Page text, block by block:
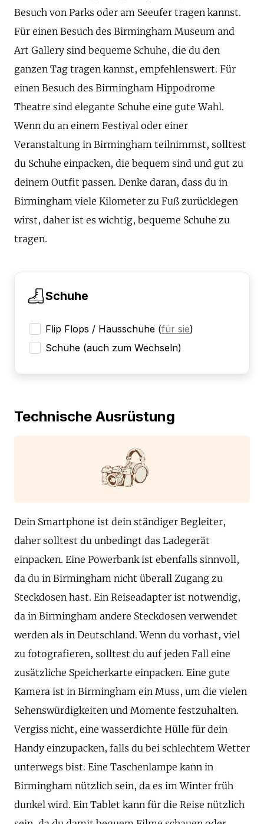
Besuch von Parks oder am Seeufer tragen kannst.
Für einen Besuch des Birmingham Museum and
Art Gallery sind bequeme Schuhe, die du den
ganzen Tag tragen kannst, empfehlenswert. Für
einen Besuch des Birmingham Hippodrome
Theatre sind elegante Schuhe eine gute Wahl.
Wenn du an einem Festival oder einer
Veranstaltung in Birmingham teilnimmst, solltest
du Schuhe einpacken, die bequem sind und gut zu
deinem Outfit passen. Denke daran, dass du in
Birmingham viele Kilometer zu Fuß zurücklegen
wirst, daher ist es wichtig, bequeme Schuhe zu
tragen.
Schuhe
Flip Flops / Hausschuhe (für sie)
Schuhe (auch zum Wechseln)
Technische Ausrüstung
Dein Smartphone ist dein ständiger Begleiter,
daher solltest du unbedingt das Ladegerät
einpacken. Eine Powerbank ist ebenfalls sinnvoll,
da du in Birmingham nicht überall Zugang zu
Steckdosen hast. Ein Reiseadapter ist notwendig,
da in Birmingham andere Steckdosen verwendet
werden als in Deutschland. Wenn du vorhast, viel
zu fotografieren, solltest du auf jeden Fall eine
zusätzliche Speicherkarte einpacken. Eine gute
Kamera ist in Birmingham ein Muss, um die vielen
Sehenswürdigkeiten und Momente festzuhalten.
Vergiss nicht, eine wasserdichte Hülle für dein
Handy einzupacken, falls du bei schlechtem Wetter
unterwegs bist. Eine Taschenlampe kann in
Birmingham nützlich sein, da es im Winter früh
dunkel wird. Ein Tablet kann für die Reise nützlich